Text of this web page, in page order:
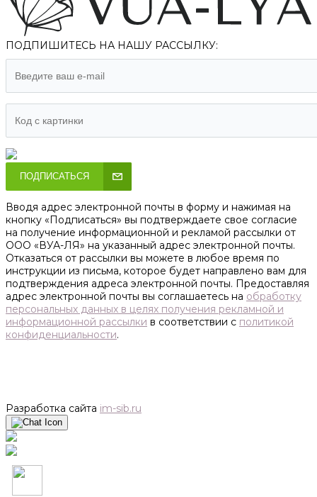
ПОДПИШИТЕСЬ НА НАШУ РАССЫЛКУ:
ПОДПИСАТЬСЯ
Вводя адрес электронной почты в форму и нажимая на
кнопку «Подписаться» вы подтверждаете свое согласие
на получение информационной и рекламой рассылки от
ООО «ВУА-ЛЯ» на указанный адрес электронной почты.
Отказаться от рассылки вы можете в любое время по
инструкции из письма, которое будет направлено вам для
подтверждения адреса электронной почты. Предоставляя
адрес электронной почты вы соглашаетесь на обработку
персональных данных в целях получения рекламной и
информационной рассылки в соответствии с политикой
конфиденциальности.
Разработка сайта im-sib.ru